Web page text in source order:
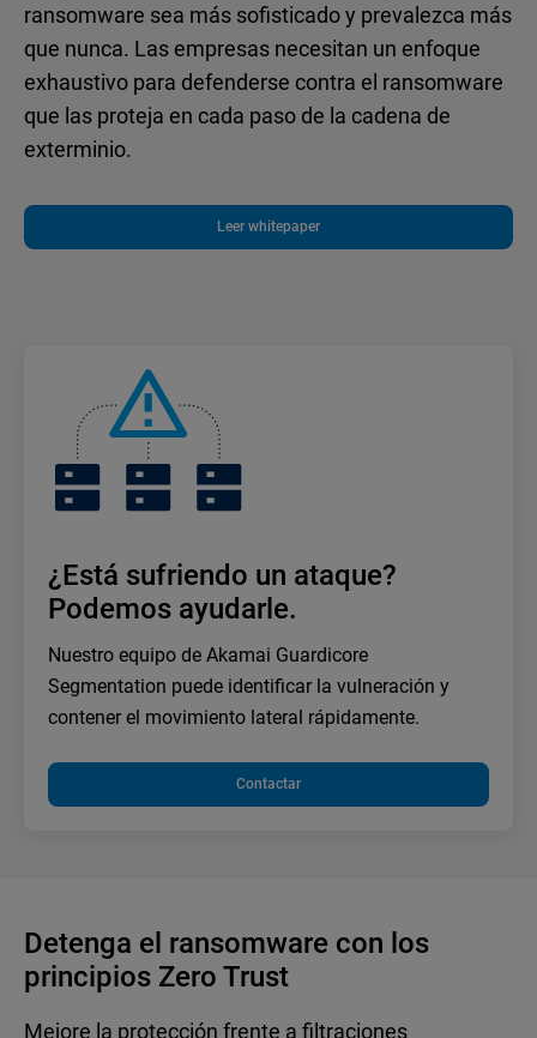
ransomware sea más sofisticado y prevalezca más
que nunca. Las empresas necesitan un enfoque
exhaustivo para defenderse contra el ransomware
que las proteja en cada paso de la cadena de
exterminio.
Leer whitepaper
¿Está sufriendo un ataque?
Podemos ayudarle.
Nuestro equipo de Akamai Guardicore
Segmentation puede identificar la vulneración y
contener el movimiento lateral rápidamente.
Contactar
Detenga el ransomware con los
principios Zero Trust
Mejore la protección frente a filtraciones